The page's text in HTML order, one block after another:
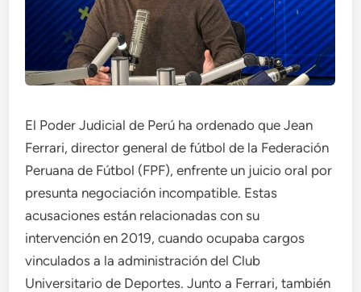
El Poder Judicial de Perú ha ordenado que Jean
Ferrari, director general de fútbol de la Federación
Peruana de Fútbol (FPF), enfrente un juicio oral por
presunta negociación incompatible. Estas
acusaciones están relacionadas con su
intervención en 2019, cuando ocupaba cargos
vinculados a la administración del Club
Universitario de Deportes. Junto a Ferrari, también